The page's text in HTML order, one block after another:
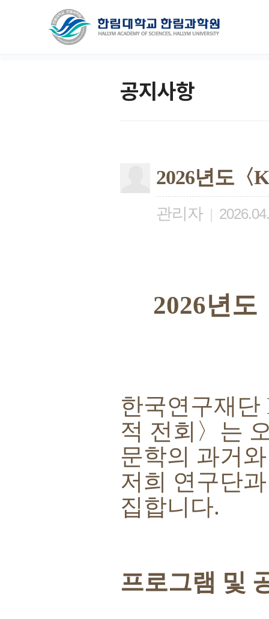
공지사항
2026년도〈
관리자 |
2026년도
한국연구재단
적 전회 〉 는
문학의 과거
저희 연구단
집합니다.
프로그램 및